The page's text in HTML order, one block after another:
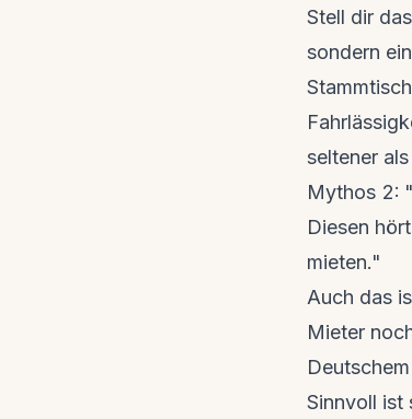
Stell dir
sondern
seltener
Mythos 2:
Diesen
mieten."
Auch das
Mieter
Sinnvoll ist